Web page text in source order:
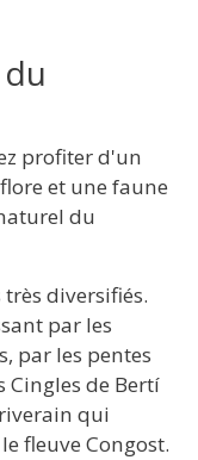
profiter d'un
et une faune
du
diversifiés.
par les
par les pentes
Cingles de Bertí
qui
fleuve Congost.